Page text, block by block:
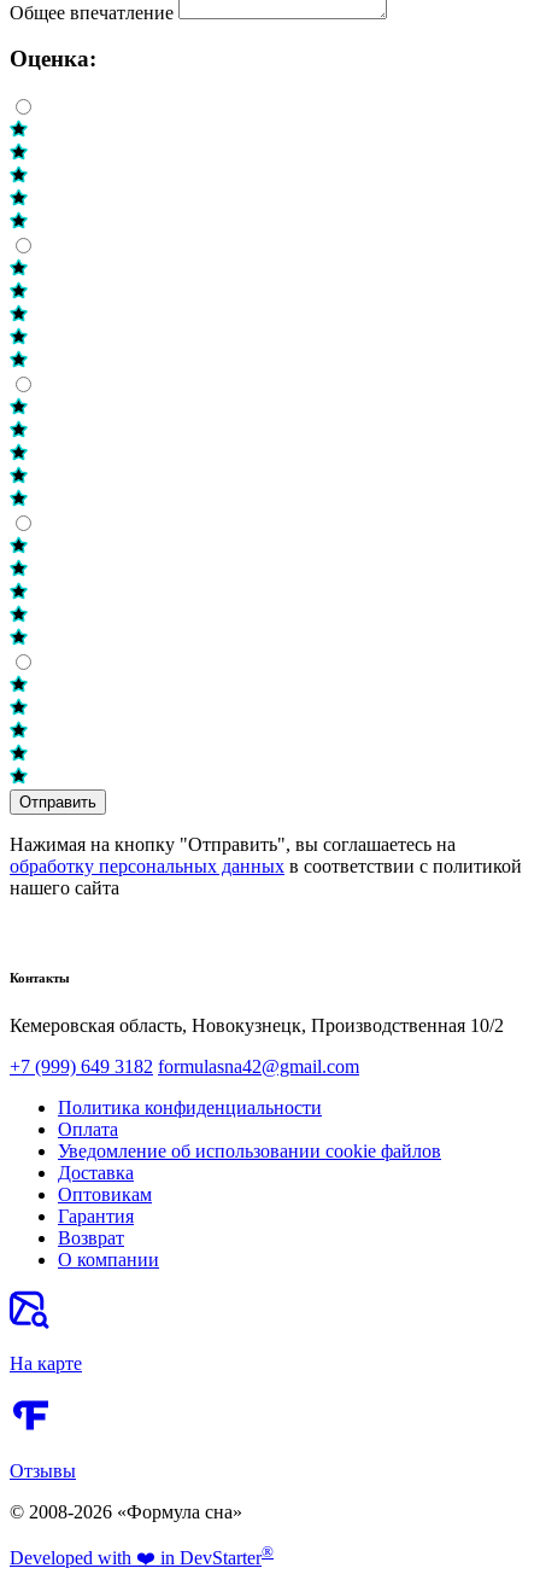
Общее впечатление
Оценка:
Отправить
Нажимая на кнопку "Отправить", вы соглашаетесь на
обработку персональных данных в соответствии с политикой
нашего сайта
Контакты
Кемеровская область, Новокузнецк,​ Производственная 10/2
+7 (999) 649 3182 formulasna42@gmail.com
Политика конфиденциальности
Оплата
Уведомление об использовании cookie файлов
Доставка
Оптовикам
Гарантия
Возврат
О компании
На карте
Отзывы
© 2008-2026 «Формула сна»
Developed with ❤️ in DevStarter®